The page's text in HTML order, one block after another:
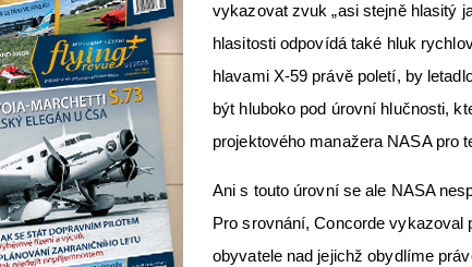
vykazovat zvuk „asi stejně hlasitý
hlasitosti odpovídá také hluk
hlavami X-59 právě poletí, by
být hluboko pod úrovní hlučnosti,
projektového manažera NASA pro
Ani s touto úrovní se ale NASA
Pro srovnání, Concorde vykazoval
obyvatele nad jejichž obydlíme